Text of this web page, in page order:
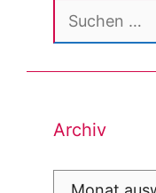
Suchen
nach:
Archiv
Archiv